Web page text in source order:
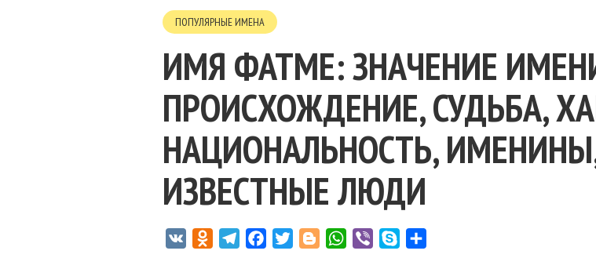
ПОПУЛЯРНЫЕ ИМЕНА
ИМЯ ФАТМЕ: ЗНАЧЕНИЕ
ПРОИСХОЖДЕНИЕ, СУДЬБА,
НАЦИОНАЛЬНОСТЬ,
ИЗВЕСТНЫЕ ЛЮДИ
VK Odnoklassniki
TelegramFacebookTwitterBloggerWhatsApp
Viber Skype